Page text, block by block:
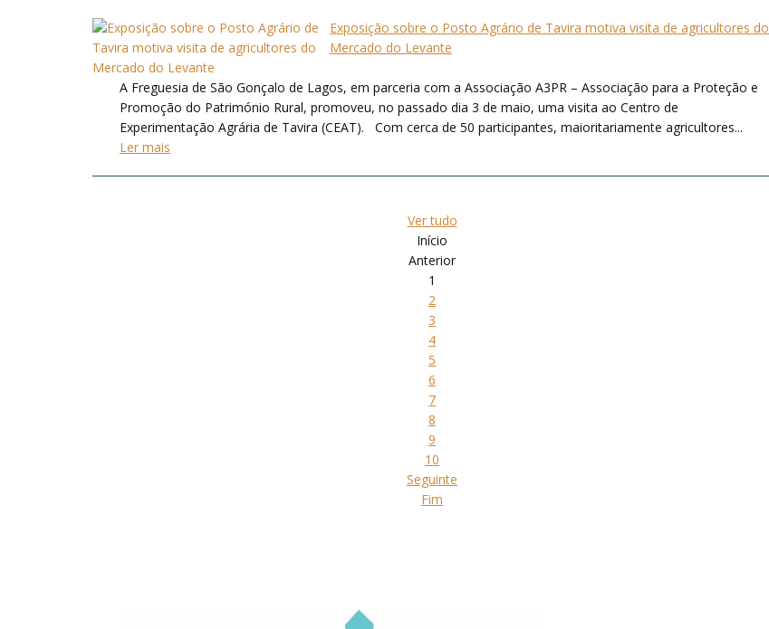
Exposição sobre o Posto Agrário de Tavira motiva visita de agricultores do
Mercado do Levante
A Freguesia de São Gonçalo de Lagos, em parceria com a Associação A3PR – Associação para a Proteção e
Promoção do Património Rural, promoveu, no passado dia 3 de maio, uma visita ao Centro de
Experimentação Agrária de Tavira (CEAT). Com cerca de 50 participantes, maioritariamente agricultores...
Ler mais
Ver tudo
Início
Anterior
1
2
3
4
5
6
7
8
9
10
Seguinte
Fim